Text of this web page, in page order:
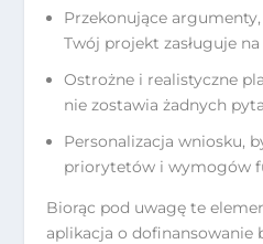
Przekonujące
Twój projekt zasługuje
Ostrożne i realistyczne
nie zostawia żadnych
Personalizacja wniosku,
priorytetów i wymogów
Biorąc pod uwagę te
aplikacja o dofinansowanie